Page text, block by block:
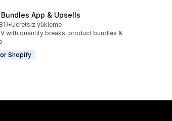
Bundles App & Upsells
üzerinden
değerlendirme
•Ücretsiz yükleme
with quantity breaks, product bundles &
Shopify